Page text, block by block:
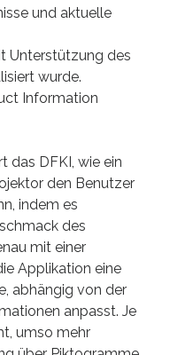
und aktuelle
Unterstützung des
wurde.
Information
das DFKI, wie ein
den Benutzer
indem es
des
mit einer
Applikation eine
abhängig von der
anpasst. Je
umso mehr